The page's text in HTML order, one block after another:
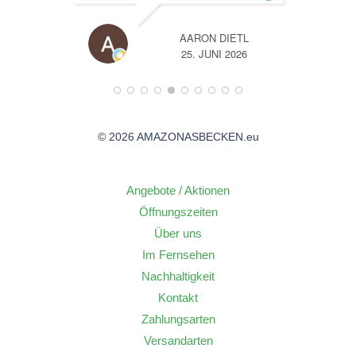
A
14. JUNI 2026
© 2026 AMAZONASBECKEN.eu
Angebote / Aktionen
Öffnungszeiten
Über uns
Im Fernsehen
Nachhaltigkeit
Kontakt
Zahlungsarten
Versandarten